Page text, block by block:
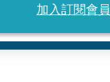
加入訂閱會員